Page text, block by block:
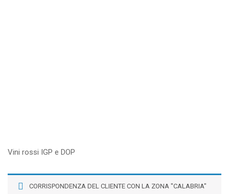
Vini rossi IGP e DOP
CORRISPONDENZA DEL CLIENTE CON LA ZONA "CALABRIA"